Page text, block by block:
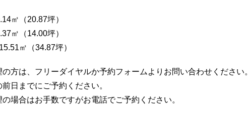
㎡（20.87坪）
㎡（14.00坪）
㎡（34.87坪）
方は、フリーダイヤルか予約フォームよりお問い合わせください。
日までにご予約ください。
場合はお手数ですがお電話でご予約ください。